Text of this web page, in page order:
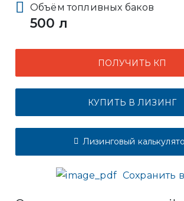
Объём топливных баков
500 л
ПОЛУЧИТЬ КП
КУПИТЬ В ЛИЗИНГ
Лизинговый
Сохранить